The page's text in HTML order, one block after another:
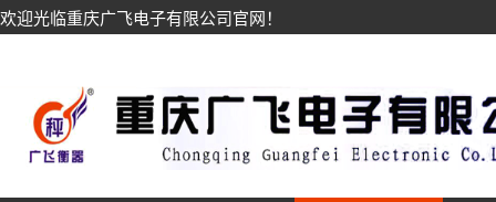
欢迎光临重庆广飞电子有限公司官网！